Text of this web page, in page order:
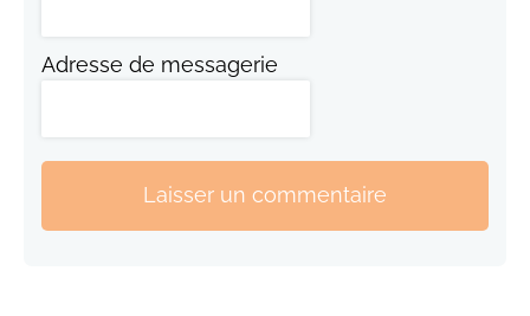
Adresse de messagerie
Laisser un commentaire